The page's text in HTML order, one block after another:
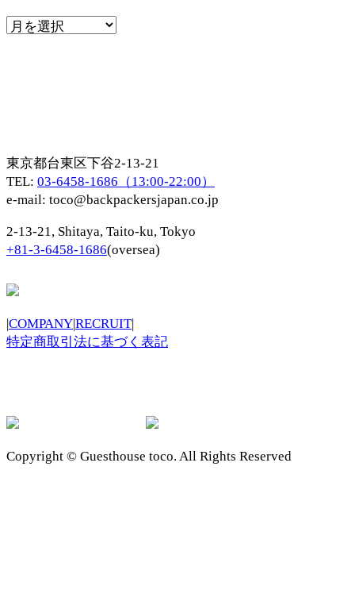
東京都台東区下谷2-13-21
TEL: 03-6458-1686（13:00-22:00）
e-mail: toco@backpackersjapan.co.jp
2-13-21, Shitaya, Taito-ku, Tokyo
+81-3-6458-1686(oversea)
|COMPANY|RECRUIT|
特定商取引法に基づく表記
Copyright © Guesthouse toco. All Rights Reserved